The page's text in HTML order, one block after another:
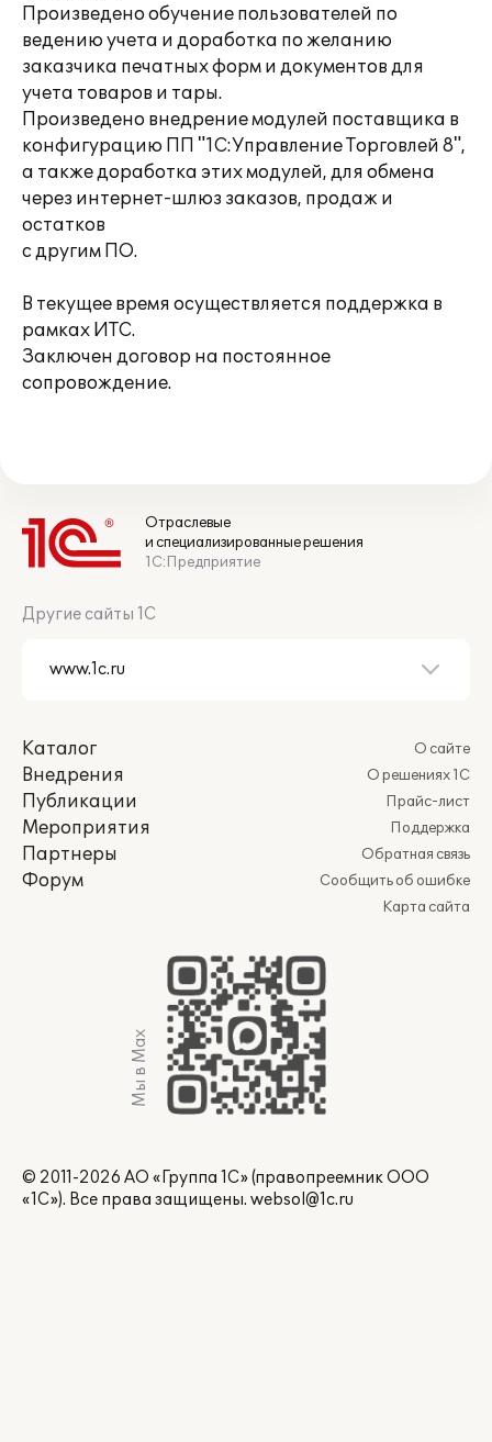
Произведено обучение пользователей по
ведению учета и доработка по желанию
заказчика печатных форм и документов для
учета товаров и тары.
Произведено внедрение модулей поставщика в
конфигурацию ПП "1С:Управление Торговлей 8",
а также доработка этих модулей, для обмена
через интернет-шлюз заказов, продаж и
остатков
с другим ПО.
В текущее время осуществляется поддержка в
рамках ИТС.
Заключен договор на постоянное
сопровождение.
Отраслевые
и специализированные решения
1С:Предприятие
Другие сайты 1С
Каталог
Внедрения
Публикации
Мероприятия
Партнеры
Форум
О сайте
О решениях 1С
Прайс-лист
Поддержка
Обратная связь
Сообщить об ошибке
Карта сайта
Мы в Max
© 2011-2026 АО «Группа 1С» (правопреемник ООО
«1С»). Все права защищены. websol@1c.ru